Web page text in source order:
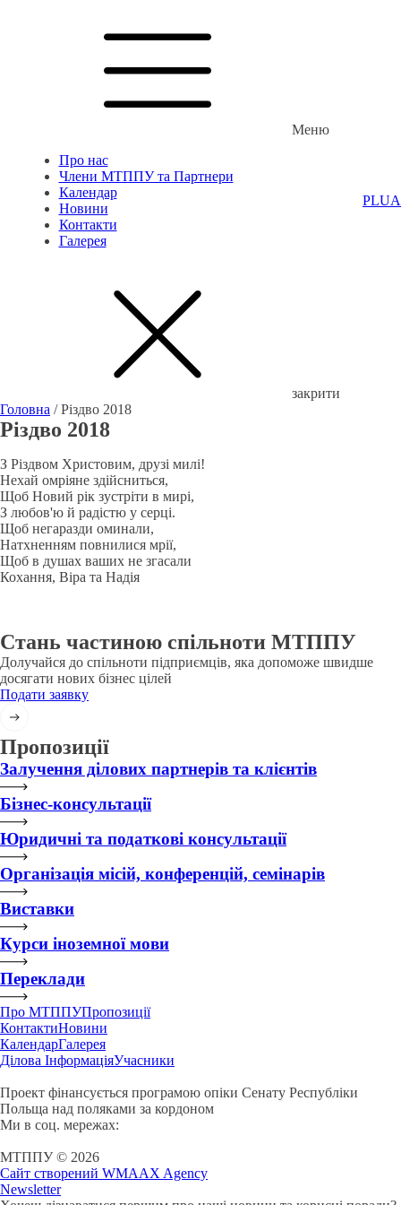
Меню
Про нас
Члени МТППУ та Партнери
Календар
Новини
Контакти
Галерея
закрити
PLUA
Головна / Різдво 2018
Різдво 2018
З Різдвом Христовим, друзі милі!
Нехай омріяне здійсниться,
Щоб Новий рік зустріти в мирі,
З любов'ю й радістю у серці.
Щоб негаразди оминали,
Натхненням повнилися мрії,
Щоб в душах ваших не згасали
Кохання, Віра та Надія
Стань частиною спільноти МТППУ
Долучайся до спільноти підприємців, яка допоможе швидше
досягати нових бізнес цілей
Подати заявку
Пропозиції
Залучення ділових партнерів та клієнтів
Бізнес-консультації
Юридичні та податкові консультації
Організація місій, конференцій, семінарів
Виставки
Курси іноземної мови
Переклади
Про МТППУПропозиції
КонтактиНовини
КалендарГалерея
Ділова ІнформаціяУчасники
Проект фінансується програмою опіки Сенату Республіки
Польща над поляками за кордоном
Ми в соц. мережах:
МТППУ © 2026
Сайт створений WMAAX Agency
Newsletter